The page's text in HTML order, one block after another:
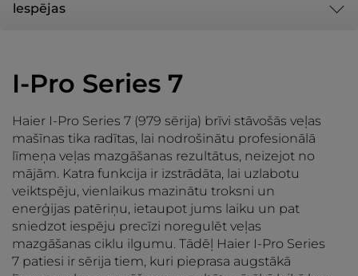
lespējas
I-Pro Series 7
Haier I-Pro Series 7 (979 sērija) brīvi stāvošās veļas
mašīnas tika radītas, lai nodrošinātu profesionālā
līmeņa veļas mazgāšanas rezultātus, neizejot no
mājām. Katra funkcija ir izstrādāta, lai uzlabotu
veiktspēju, vienlaikus mazinātu troksni un
enerģijas patēriņu, ietaupot jums laiku un pat
sniedzot iespēju precīzi noregulēt veļas
mazgāšanas ciklu ilgumu. Tādēļ Haier I-Pro Series
7 patiesi ir sērija tiem, kuri pieprasa augstākā